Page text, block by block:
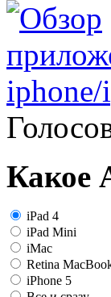
Какое
iPad 4
iPad Mini
iMac
Retina
iPhone 5